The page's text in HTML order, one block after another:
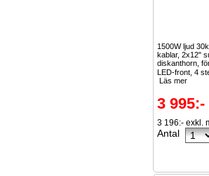
1500W ljud
kablar, 2x12"
diskanthorn,
LED-front, 4
Läs mer
3 995:-
3 196:- exkl.
Antal